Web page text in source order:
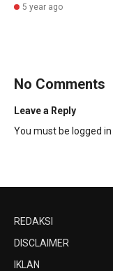
5 year ago
No Comments
Leave a Reply
You must be logged in
REDAKSI
DISCLAIMER
IKLAN